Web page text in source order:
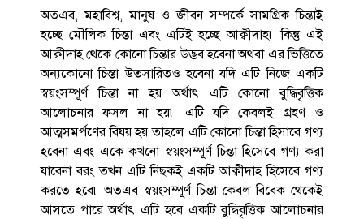
অতএব, মহাবিশ্ব, মানুষ ও জীবন সম্পর্কে সামগ্রিক চিন্তাই
হচ্ছে মৌলিক চিন্তা এবং এটিই হচ্ছে আক্বীদাহ৷ কিন্তু এই
আক্বীদাহ থেকে কোনো চিন্তার উদ্ভব হবেনা অথবা এর ভিত্তিতে
অন্যকোনো চিন্তা উত্‍সারিতও হবেনা যদি এটি নিজে একটি
স্বয়ংসম্পূর্ণ চিন্তা না হয় অর্থাৎ এটি কোনো বুদ্ধিবৃত্তিক
আলোচনার ফসল না হয়৷ এটি যদি কেবলই গ্রহণ ও
আত্মসমর্পণের বিষয় হয় তাহলে এটি কোনো চিন্তা হিসাবে গণ্য
হবেনা এবং একে কখনো স্বয়ংসম্পূর্ণ চিন্তা হিসেবে গণ্য করা
যাবেনা বরং তখন এটি নিছকই একটি আক্বীদাহ হিসেবে গণ্য
করতে হবে৷ অতএব স্বয়ংসম্পূর্ণ চিন্তা কেবল বিবেক থেকেই
আসতে পারে অর্থাৎ এটি হবে একটি বুদ্ধিবৃত্তিক আলোচনার